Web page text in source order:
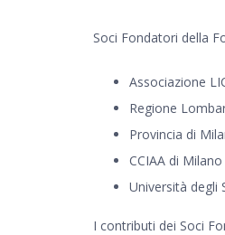
Soci Fondatori della
Associazione
Regione
Provincia di
CCIAA di
Università degli
I contributi dei Soci